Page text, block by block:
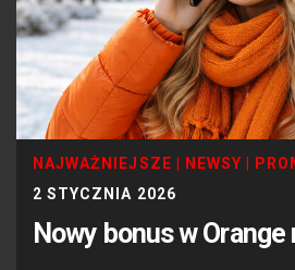
NAJWAŻNIEJSZE NEWSY
2 STYCZNIA 2026
Nowy bonus w